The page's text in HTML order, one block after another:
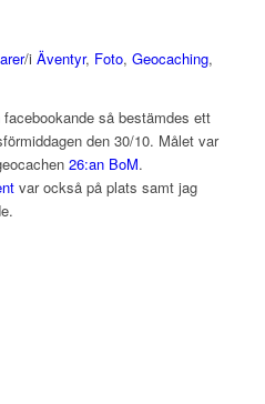
/i Äventyr, Foto, Geocaching,
så bestämdes ett
den 30/10. Målet var
26:an BoM.
var också på plats samt jag